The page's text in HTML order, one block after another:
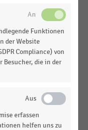
(2015-2019)
in
(2007-2010)
in
(2010-2015)
Funktionen
der Website
Compliance) von
Besucher, die in der
erfassen
helfen uns zu